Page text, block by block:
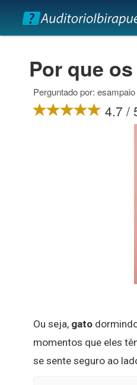
Por que
Perguntado por:
4.7 /
Ou seja, gato
momentos que eles
se sente seguro ao